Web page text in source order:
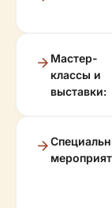
Мастер-
классы и
выставки: